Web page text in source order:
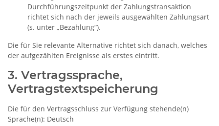
Durchführungszeitpunkt der Zahlungstransaktion
richtet sich nach der jeweils ausgewählten Zahlungsart
(s. unter „Bezahlung“).
Die für Sie relevante Alternative richtet sich danach, welches
der aufgezählten Ereignisse als erstes eintritt.
3. Vertragssprache,
Vertragstextspeicherung
Die für den Vertragsschluss zur Verfügung stehende(n)
Sprache(n): Deutsch